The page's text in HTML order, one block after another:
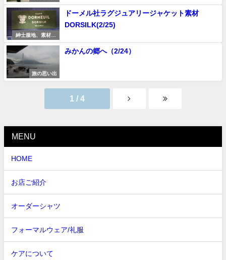
紳士服地、素材研
究
ドーメル社ラグジュアリージャケット素材
DORSILK(2/25)
旅の思い出
みかんの郷へ（2/24）
1 / 4
MENU
HOME
お店ご紹介
オーダーシャツ
フォーマルウェア/礼服
ケアについて